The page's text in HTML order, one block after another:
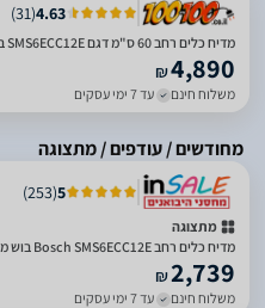
4.63
(
31
)
מדיח כלים רחב 60 ס"מ דגם SMS6ECC12E בוש BOSCH שחור
₪4,890
משלוח חינם עד 7 ימי עסקים
מחודשים / עודפים / מתצוגה
5
(
253
)
מתצוגה
מדיח כלים ‏רחב Bosch SMS6ECC12E בוש מתצוגה
₪2,739
משלוח חינם עד 7 ימי עסקים